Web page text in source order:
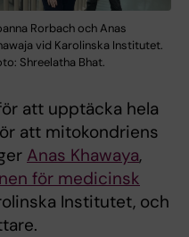
Rorbach och Anas
vid Karolinska Institutet.
Shreelatha Bhat.
att upptäcka hela
att mitokondriens
Anas Khawaya,
för medicinsk
Institutet, och